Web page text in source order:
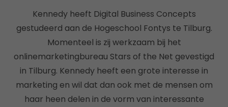
Kennedy heeft Digital Business Concepts
gestudeerd aan de Hogeschool Fontys te Tilburg.
Momenteel is zij werkzaam bij het
onlinemarketingbureau Stars of the Net gevestigd
in Tilburg. Kennedy heeft een grote interesse in
marketing en wil dat dan ook met de mensen om
haar heen delen in de vorm van interessante